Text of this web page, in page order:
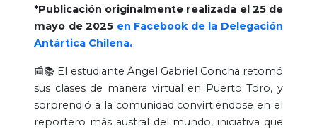
*Publicación originalmente realizada el 25 de
mayo de 2025 en Facebook de la Delegación
Antártica Chilena.
📰📚 El estudiante Ángel Gabriel Concha retomó
sus clases de manera virtual en Puerto Toro, y
sorprendió a la comunidad convirtiéndose en el
reportero más austral del mundo, iniciativa que